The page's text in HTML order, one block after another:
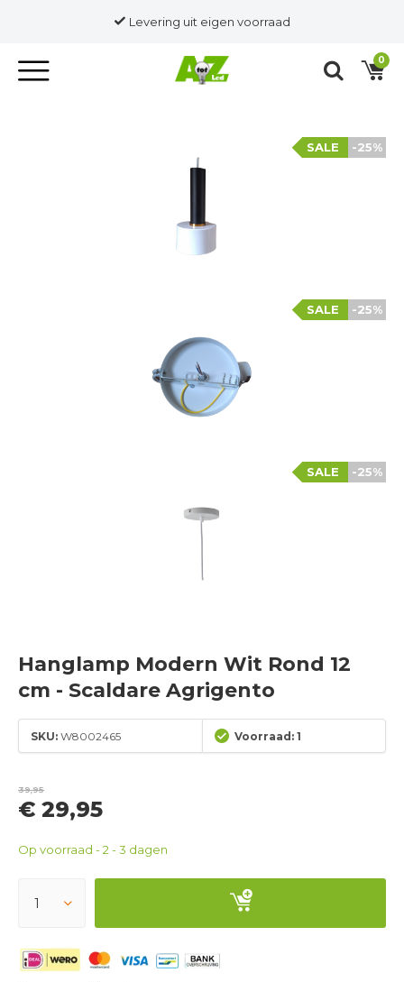
Levering uit eigen voorraad
0
-25%
SALE
-25%
SALE
-25%
SALE
Hanglamp Modern Wit Rond 12
cm - Scaldare Agrigento
SKU: W8002465 Voorraad: 1
39,95
€ 29,95
Op voorraad - 2 - 3 dagen